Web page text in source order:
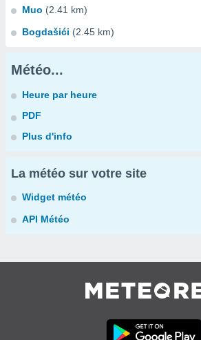
Muo (2.41 km)
Bogdašići (2.45 km)
Météo...
Heure par heure
PDF
Plus d'info
La météo sur votre site
Widget météo
API Météo